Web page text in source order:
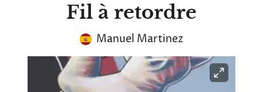
Fil à retordre
Manuel Martinez